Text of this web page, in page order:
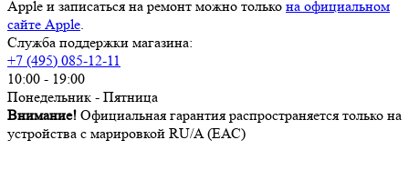
Apple и записаться на ремонт можно только на официальном
сайте Apple.
Служба поддержки магазина:
+7 (495) 085-12-11
10:00 - 19:00
Понедельник - Пятница
Внимание! Официальная гарантия распространяется только на
устройства с марировкой RU/A (ЕАС)